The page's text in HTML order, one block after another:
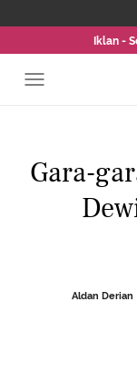
Iklan -
Gara-
Aldan Derian